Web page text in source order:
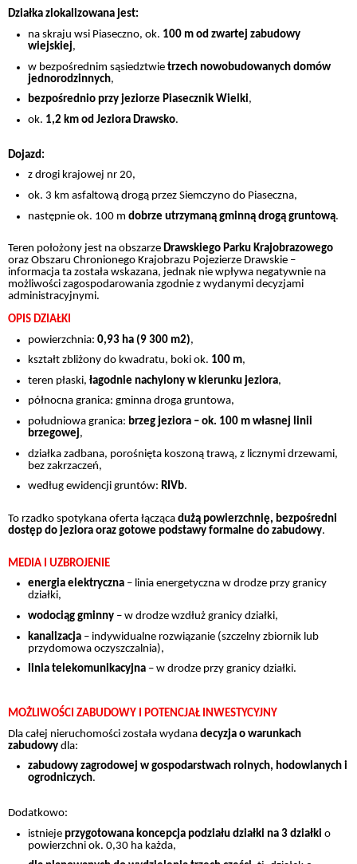
Działka zlokalizowana jest:
na skraju wsi Piaseczno, ok. 100 m od zwartej zabudowy
wiejskiej,
w bezpośrednim sąsiedztwie trzech nowobudowanych domów
jednorodzinnych,
bezpośrednio przy jeziorze Piasecznik Wielki,
ok. 1,2 km od Jeziora Drawsko.
Dojazd:
z drogi krajowej nr 20,
ok. 3 km asfaltową drogą przez Siemczyno do Piaseczna,
następnie ok. 100 m dobrze utrzymaną gminną drogą gruntową.
Teren położony jest na obszarze Drawskiego Parku Krajobrazowego
oraz Obszaru Chronionego Krajobrazu Pojezierze Drawskie –
informacja ta została wskazana, jednak nie wpływa negatywnie na
możliwości zagospodarowania zgodnie z wydanymi decyzjami
administracyjnymi.
OPIS DZIAŁKI
powierzchnia: 0,93 ha (9 300 m2),
kształt zbliżony do kwadratu, boki ok. 100 m,
teren płaski, łagodnie nachylony w kierunku jeziora,
północna granica: gminna droga gruntowa,
południowa granica: brzeg jeziora – ok. 100 m własnej linii
brzegowej,
działka zadbana, porośnięta koszoną trawą, z licznymi drzewami,
bez zakrzaczeń,
według ewidencji gruntów: RIVb.
To rzadko spotykana oferta łącząca dużą powierzchnię, bezpośredni
dostęp do jeziora oraz gotowe podstawy formalne do zabudowy.
MEDIA I UZBROJENIE
energia elektryczna – linia energetyczna w drodze przy granicy
działki,
wodociąg gminny – w drodze wzdłuż granicy działki,
kanalizacja – indywidualne rozwiązanie (szczelny zbiornik lub
przydomowa oczyszczalnia),
linia telekomunikacyjna – w drodze przy granicy działki.
MOŻLIWOŚCI ZABUDOWY I POTENCJAŁ INWESTYCYJNY
Dla całej nieruchomości została wydana decyzja o warunkach
zabudowy dla:
zabudowy zagrodowej w gospodarstwach rolnych, hodowlanych i
ogrodniczych.
Dodatkowo:
istnieje przygotowana koncepcja podziału działki na 3 działki o
powierzchni ok. 0,30 ha każda,